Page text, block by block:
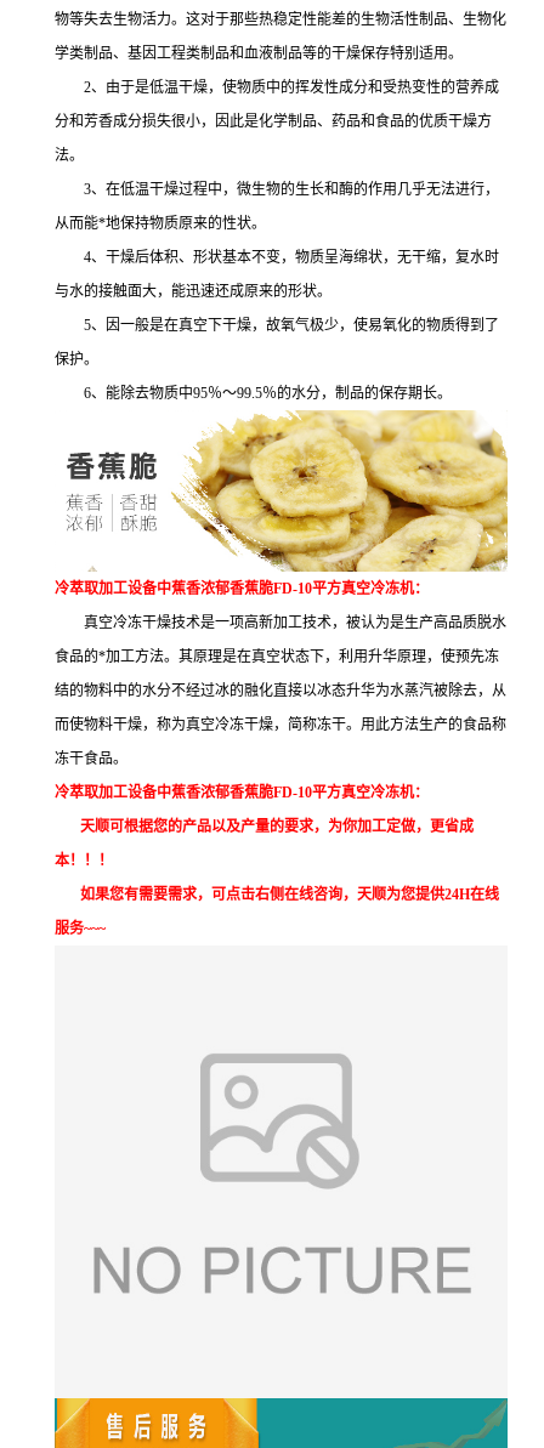
物等失去生物活力。这对于那些热稳定性能差的生物活性制品、生物化
学类制品、基因工程类制品和血液制品等的干燥保存特别适用。
2、由于是低温干燥，使物质中的挥发性成分和受热变性的营养成
分和芳香成分损失很小，因此是化学制品、药品和食品的优质干燥方
法。
3、在低温干燥过程中，微生物的生长和酶的作用几乎无法进行，
从而能*地保持物质原来的性状。
4、干燥后体积、形状基本不变，物质呈海绵状，无干缩，复水时
与水的接触面大，能迅速还成原来的形状。
5、因一般是在真空下干燥，故氧气极少，使易氧化的物质得到了
保护。
6、能除去物质中95％～99.5％的水分，制品的保存期长。
冷萃取加工设备中蕉香浓郁香蕉脆FD-10平方真空冷冻机：
真空冷冻干燥技术是一项高新加工技术，被认为是生产高品质脱水
食品的*加工方法。其原理是在真空状态下，利用升华原理，使预先冻
结的物料中的水分不经过冰的融化直接以冰态升华为水蒸汽被除去，从
而使物料干燥，称为真空冷冻干燥，简称冻干。用此方法生产的食品称
冻干食品。
冷萃取加工设备中蕉香浓郁香蕉脆FD-10平方真空冷冻机：
天顺可根据您的产品以及产量的要求，为你加工定做，更省成
本！！！
如果您有需要需求，可点击右侧在线咨询，天顺为您提供24H在线
服务~~~